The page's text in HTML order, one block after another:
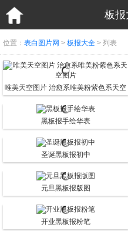
板报
位置： 表白图片网 > 板报大全 > 列表
唯美天空图片 治愈系唯美粉紫色系天空
黑板报手绘华表
圣诞黑板报初中
元旦黑板报版图
开业黑板报粉笔